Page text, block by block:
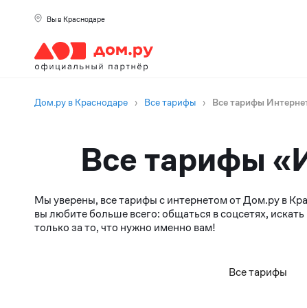
Вы в Краснодаре
Дом.ру в Краснодаре › Все тарифы › Все тарифы
Все тарифы
Мы уверены, все тарифы с интернетом от Дом.ру в
вы любите больше всего: общаться в соцсетях,
только за то, что нужно именно вам!
Все тарифы